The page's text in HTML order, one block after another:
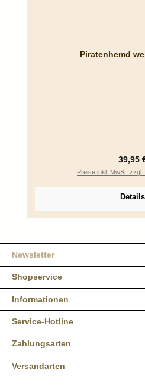
Piratenhemd
39,95
Preise inkl. MwSt.
Details
Newsletter
Shopservice
Informationen
Service-Hotline
Zahlungsarten
Versandarten